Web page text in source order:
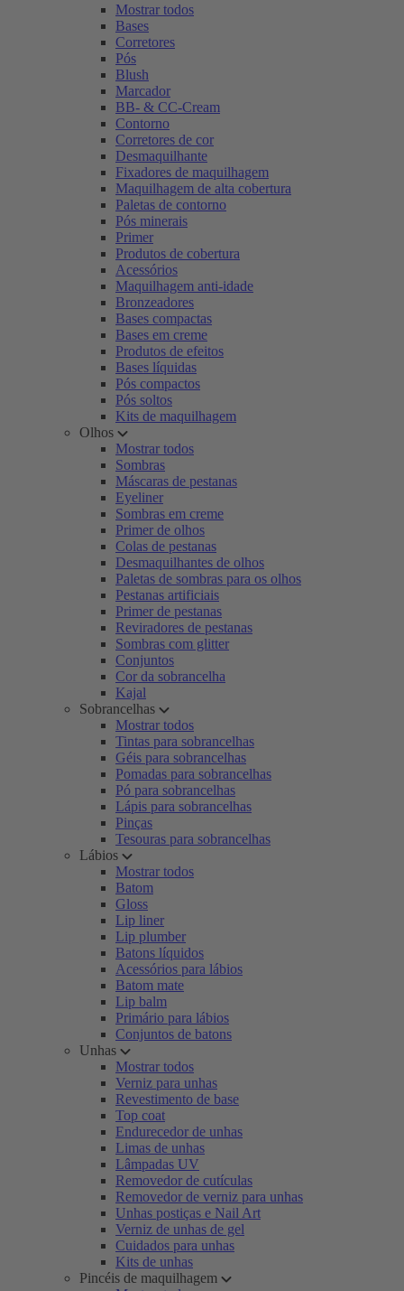
Mostrar todos
Bases
Corretores
Pós
Blush
Marcador
BB- & CC-Cream
Contorno
Corretores de cor
Desmaquilhante
Fixadores de maquilhagem
Maquilhagem de alta cobertura
Paletas de contorno
Pós minerais
Primer
Produtos de cobertura
Acessórios
Maquilhagem anti-idade
Bronzeadores
Bases compactas
Bases em creme
Produtos de efeitos
Bases líquidas
Pós compactos
Pós soltos
Kits de maquilhagem
Olhos
Mostrar todos
Sombras
Máscaras de pestanas
Eyeliner
Sombras em creme
Primer de olhos
Colas de pestanas
Desmaquilhantes de olhos
Paletas de sombras para os olhos
Pestanas artificiais
Primer de pestanas
Reviradores de pestanas
Sombras com glitter
Conjuntos
Cor da sobrancelha
Kajal
Sobrancelhas
Mostrar todos
Tintas para sobrancelhas
Géis para sobrancelhas
Pomadas para sobrancelhas
Pó para sobrancelhas
Lápis para sobrancelhas
Pinças
Tesouras para sobrancelhas
Lábios
Mostrar todos
Batom
Gloss
Lip liner
Lip plumber
Batons líquidos
Acessórios para lábios
Batom mate
Lip balm
Primário para lábios
Conjuntos de batons
Unhas
Mostrar todos
Verniz para unhas
Revestimento de base
Top coat
Endurecedor de unhas
Limas de unhas
Lâmpadas UV
Removedor de cutículas
Removedor de verniz para unhas
Unhas postiças e Nail Art
Verniz de unhas de gel
Cuidados para unhas
Kits de unhas
Pincéis de maquilhagem